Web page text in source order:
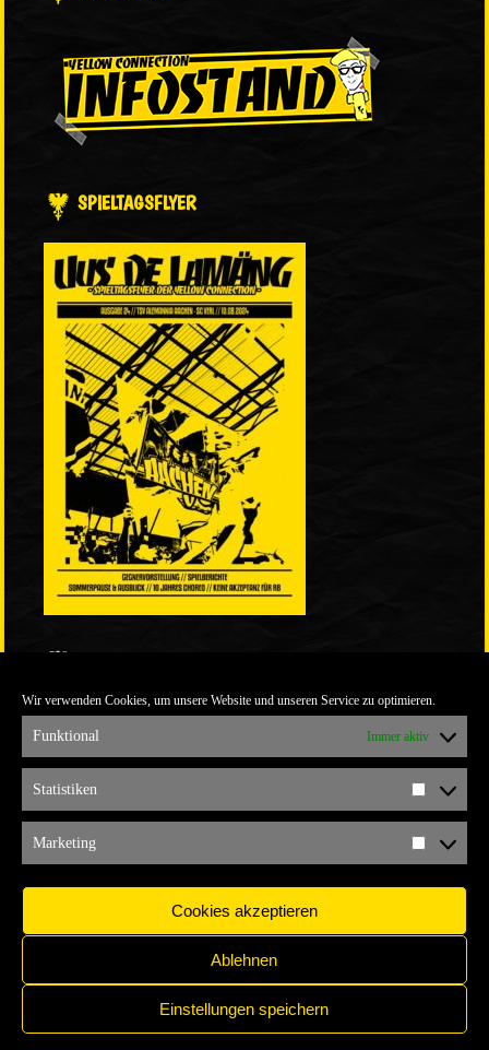
Wir verwenden Cookies, um unsere Website und unseren Service zu optimieren.
Funktional Immer aktiv
Statistiken
Marketing
Cookies akzeptieren
Ablehnen
Einstellungen speichern
SPIELTAGSFLYER
ULTRABLOG DER YELLOW CONNECTION
ALEMANNIA VERKAUFT MAN NICHT
ARCHIV
ARCHIV
IMPRESSUM
COPYRIGHT © 2017 YELLOW CONNECTION